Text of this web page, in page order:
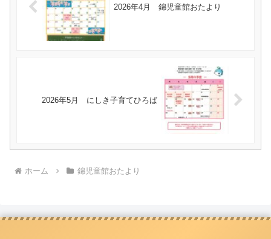
2026年4月 錦児童館おたより
2026年5月 にしき子育てひろば
ホーム 錦児童館おたより